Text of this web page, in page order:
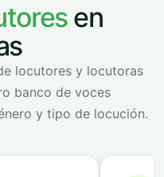
en
locutores y locutoras
banco de voces
y tipo de locución.